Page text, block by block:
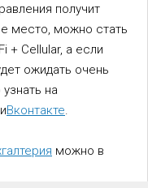
получит
место, можно стать
+ Cellular, а если
ожидать очень
на
иВконтакте.
можно в